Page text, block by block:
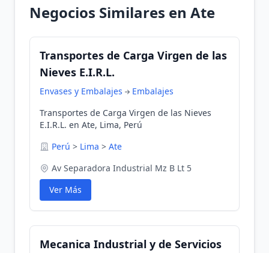
Negocios Similares en Ate
Transportes de Carga Virgen de las
Nieves E.I.R.L.
Envases y Embalajes
Embalajes
Transportes de Carga Virgen de las Nieves
E.I.R.L. en Ate, Lima, Perú
Perú > Lima > Ate
Av Separadora Industrial Mz B Lt 5
Ver Más
Mecanica Industrial y de Servicios